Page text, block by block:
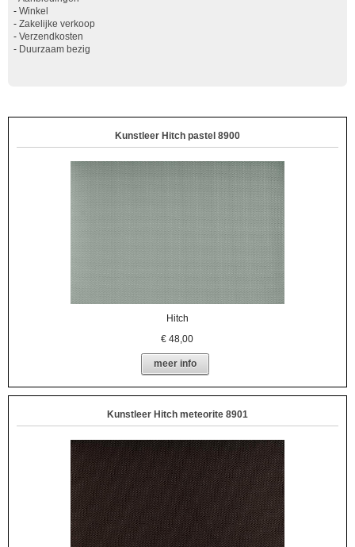
- Winkel
- Zakelijke verkoop
- Verzendkosten
- Duurzaam bezig
Kunstleer Hitch pastel 8900
Hitch
€48,00
meer info
Kunstleer Hitch meteorite 8901